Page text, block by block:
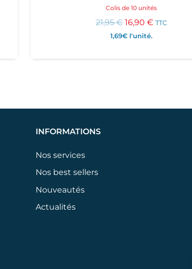
Colis de 10 unités
21,95€ Le
prix
initial
16,90 €Le
TTC
1,69€l'unité.
INFORMATIONS
Nos services
Nos best sellers
Nouveautés
Actualités